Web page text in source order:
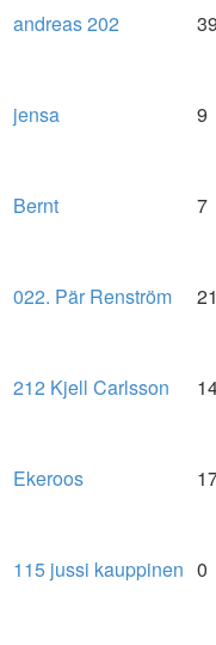
andreas 202 39
jensa 9
Bernt 7
022. Pär Renström
212 Kjell Carlsson
Ekeroos
115 jussi kauppinen 0